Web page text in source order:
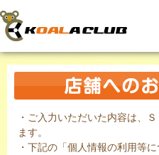
・ご入力いただいた内容は、
ます。
・下記の「個人情報の利用等